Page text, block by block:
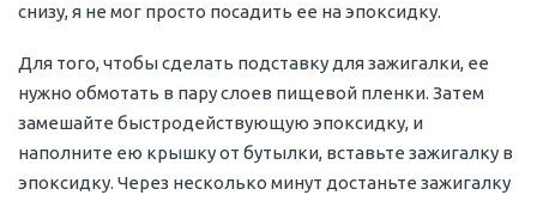
снизу, я не мог просто посадить ее на эпоксидку.
Для того, чтобы сделать подставку для зажигалки, ее
нужно обмотать в пару слоев пищевой пленки. Затем
замешайте быстродействующую эпоксидку, и
наполните ею крышку от бутылки, вставьте зажигалку в
эпоксидку. Через несколько минут достаньте зажигалку